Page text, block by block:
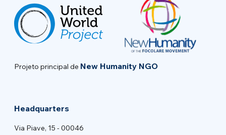
Projeto principal de New Humanity NGO
Headquarters
Via Piave, 15 - 00046